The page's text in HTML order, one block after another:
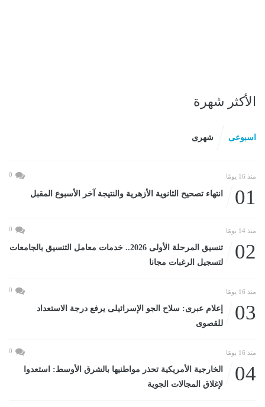
الأكثر شهرة
اسبوعى شهرى
منذ 16 يومًا 0
01 انتهاء تصحيح الثانوية الأزهرية والنتيجة آخر الأسبوع المقبل
منذ 14 يومًا 0
02
تنسيق المرحلة الأولى 2026.. خدمات معامل التنسيق بالجامعات
لتسجيل الرغبات مجانا
منذ 16 يومًا 0
03
إعلام عبرى: سلاح الجو الإسرائيلى يرفع درجة الاستعداد
للقصوى
منذ 16 يومًا 0
04
الخارجية الأمريكية تحذر مواطنيها بالشرق الأوسط: استعدوا
لإغلاق المجالات الجوية